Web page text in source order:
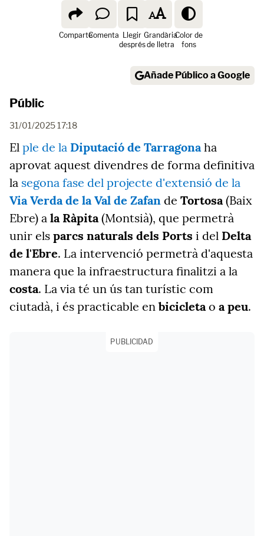
ComparteComenta Llegir
després
Grandària
de lletra
Color de
fons
Añade Público a Google
Públic
31/01/2025 17:18
El ple de la Diputació de Tarragonaha
aprovat aquest divendres de forma definitiva
la segona fase del projecte d'extensió de la
Via Verda de la Val de Zafan de Tortosa(Baix
Ebre) a la Ràpita(Montsià), que permetrà
unir els parcs naturals dels Ports i del Delta
de l'Ebre. La intervenció permetrà d'aquesta
manera que la infraestructura finalitzi a la
costa. La via té un ús tan turístic com
ciutadà, i és practicable en bicicletao a peu.
PUBLICIDAD